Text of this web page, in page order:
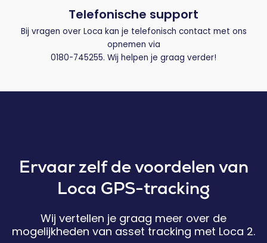
Telefonische support
Bij vragen over Loca kan je telefonisch contact met ons
opnemen via
0180-745255. Wij helpen je graag verder!
Ervaar zelf de voordelen van
Loca GPS-tracking
Wij vertellen je graag meer over de
mogelijkheden van asset tracking met Loca 2.